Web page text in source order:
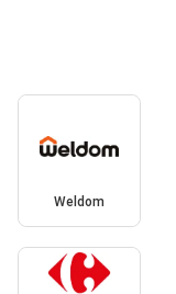
Weldom